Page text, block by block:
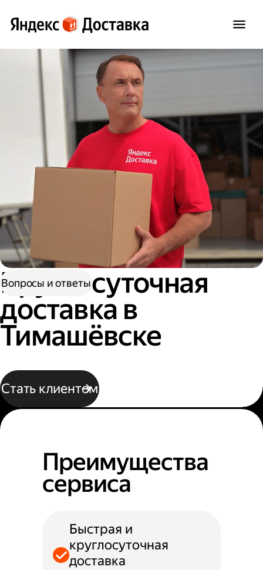
Круглосуточная
доставка в
Тимашёвске
Стать клиентом
Вопросы и ответы
Преимущества
сервиса
Быстрая и
круглосуточная
доставка